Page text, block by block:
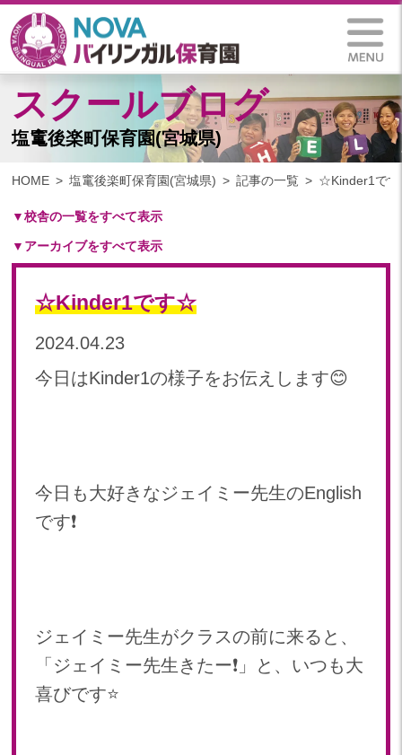
スクールブログ
塩竃後楽町保育園(宮城県)
HOME 塩竃後楽町保育園(宮城県) 記事の一覧 ☆Kinder1で
▼校舎の一覧をすべて表示
札幌保育園（北海道）
仙台八木山保育園（宮城県）
仙台富沢保育園（宮城県）
つくば西平塚保育園(茨城県)
札幌東雁来保育園(北海道)
▼アーカイブをすべて表示
2024年 10月(11)
2024年 09月(18)
2024年 07月(21)
☆Kinder1です☆
2024.04.23
今日はKinder1の様子をお伝えします😊
今日も大好きなジェイミー先生のEnglish
です❗️
ジェイミー先生がクラスの前に来ると、
「ジェイミー先生きたー❗️」と、いつも大
喜びです⭐️